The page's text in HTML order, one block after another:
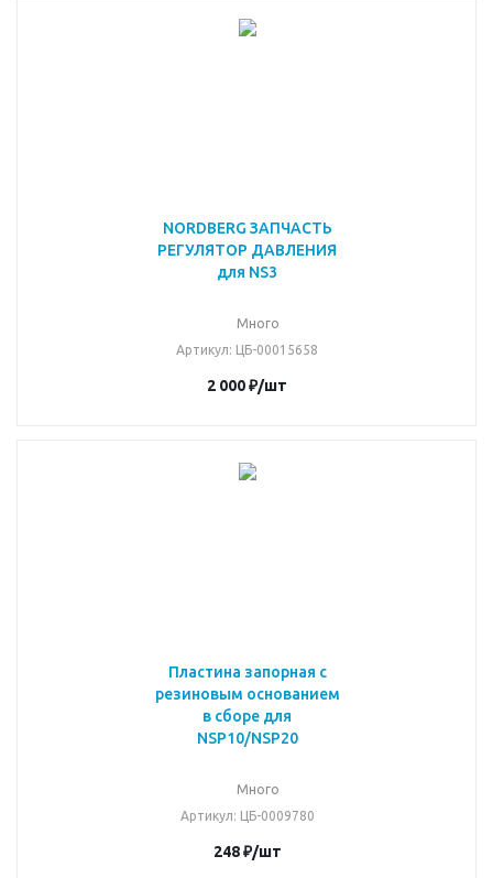
NORDBERG ЗАПЧАСТЬ
РЕГУЛЯТОР ДАВЛЕНИЯ
для NS3
Много
Артикул: ЦБ-00015658
2 000₽/шт
Пластина запорная с
резиновым основанием
в сборе для
NSP10/NSP20
Много
Артикул: ЦБ-0009780
248₽/шт